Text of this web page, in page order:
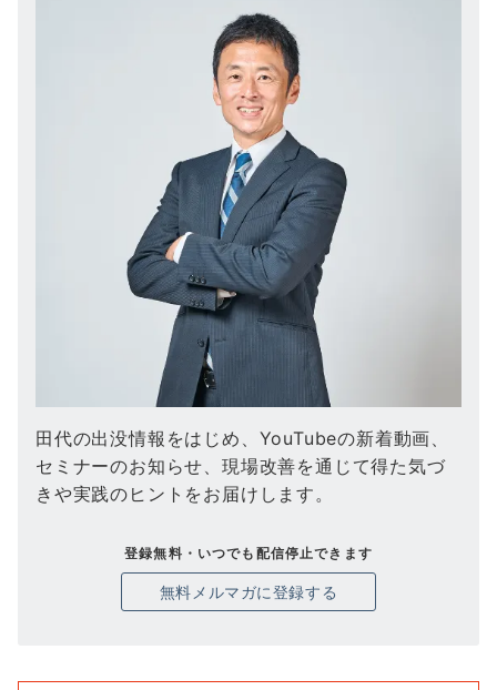
田代の出没情報をはじめ、YouTubeの新着動画、
セミナーのお知らせ、現場改善を通じて得た気づ
きや実践のヒントをお届けします。
登録無料・いつでも配信停止できます
無料メルマガに登録する